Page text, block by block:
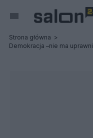
Strona główna